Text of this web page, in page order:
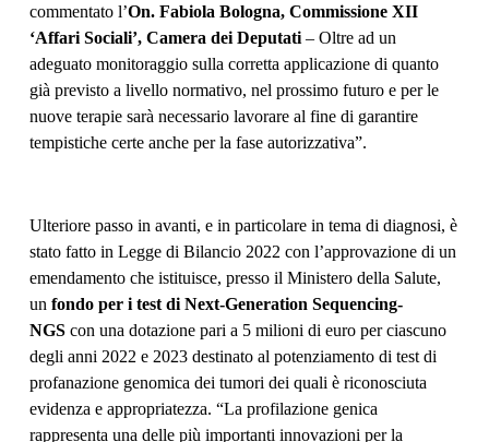
commentato l’On. Fabiola Bologna, Commissione XII
‘Affari Sociali’, Camera dei Deputati – Oltre ad un
adeguato monitoraggio sulla corretta applicazione di quanto
già previsto a livello normativo, nel prossimo futuro e per le
nuove terapie sarà necessario lavorare al fine di garantire
tempistiche certe anche per la fase autorizzativa”.
Ulteriore passo in avanti, e in particolare in tema di diagnosi, è
stato fatto in Legge di Bilancio 2022 con l’approvazione di un
emendamento che istituisce, presso il Ministero della Salute,
un fondo per i test di Next-Generation Sequencing-
NGScon una dotazione pari a 5 milioni di euro per ciascuno
degli anni 2022 e 2023 destinato al potenziamento di test di
profanazione genomica dei tumori dei quali è riconosciuta
evidenza e appropriatezza. “La profilazione genica
rappresenta una delle più importanti innovazioni per la